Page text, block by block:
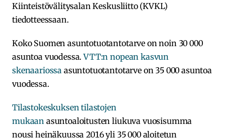
Kiinteistövälitysalan Keskusliitto (KVKL)
tiedotteessaan.
Koko Suomen asuntotuotantotarve on noin 30 000
asuntoa vuodessa.VTT:n nopean kasvun
skenaariossa asuntotuotantotarve on 35 000 asuntoa
vuodessa.
Tilastokeskuksen tilastojen
mukaan asuntoaloitusten liukuva vuosisumma
nousi heinäkuussa 2016 yli 35 000 aloitetun